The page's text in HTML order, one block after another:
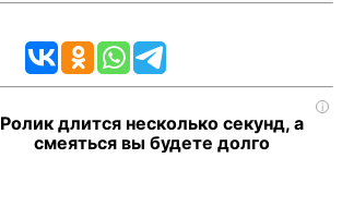
i
Ролик длится несколько секунд, а
смеяться вы будете долго